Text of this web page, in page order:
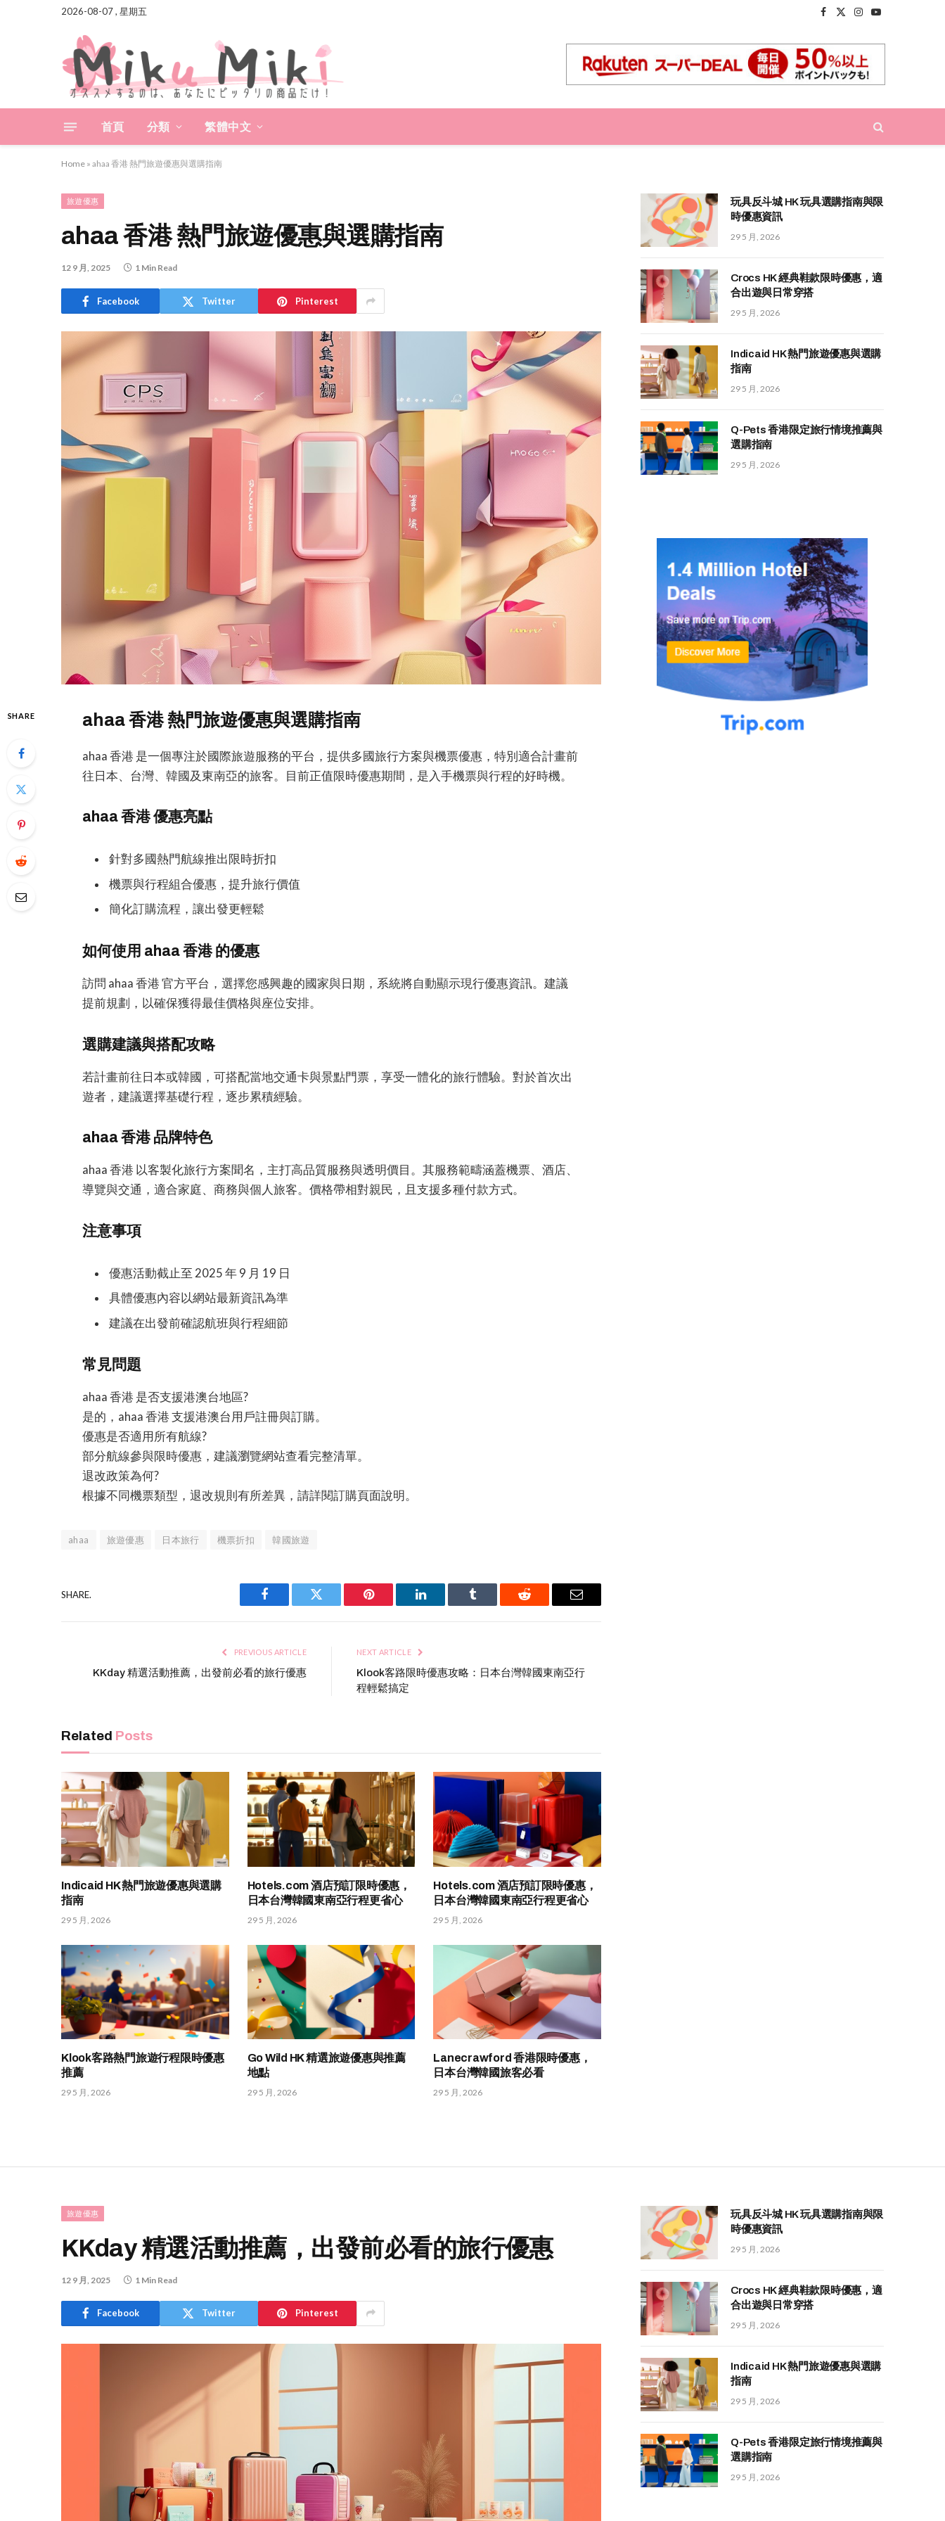
2026-08-07 , 星期五
Facebook
X
Instagram
YouTube
首頁 分類 繁體中文
Home » ahaa 香港 熱門旅遊優惠與選購指南
旅遊優惠
ahaa 香港 熱門旅遊優惠與選購指南
12 9 月, 2025 1 Min Read
Facebook Twitter Pinterest
SHARE ahaa 香港 熱門旅遊優惠與選購指南
ahaa 香港 是一個專注於國際旅遊服務的平台，提供多國旅行方案與機票優惠，特別適合計畫前
往日本、台灣、韓國及東南亞的旅客。目前正值限時優惠期間，是入手機票與行程的好時機。
ahaa 香港 優惠亮點
針對多國熱門航線推出限時折扣
機票與行程組合優惠，提升旅行價值
簡化訂購流程，讓出發更輕鬆
如何使用 ahaa 香港 的優惠
訪問 ahaa 香港 官方平台，選擇您感興趣的國家與日期，系統將自動顯示現行優惠資訊。建議
提前規劃，以確保獲得最佳價格與座位安排。
選購建議與搭配攻略
若計畫前往日本或韓國，可搭配當地交通卡與景點門票，享受一體化的旅行體驗。對於首次出
遊者，建議選擇基礎行程，逐步累積經驗。
ahaa 香港 品牌特色
ahaa 香港 以客製化旅行方案聞名，主打高品質服務與透明價目。其服務範疇涵蓋機票、酒店、
導覽與交通，適合家庭、商務與個人旅客。價格帶相對親民，且支援多種付款方式。
注意事項
優惠活動截止至 2025 年 9 月 19 日
具體優惠內容以網站最新資訊為準
建議在出發前確認航班與行程細節
常見問題
ahaa 香港 是否支援港澳台地區?
是的，ahaa 香港 支援港澳台用戶註冊與訂購。
優惠是否適用所有航線?
部分航線參與限時優惠，建議瀏覽網站查看完整清單。
退改政策為何?
根據不同機票類型，退改規則有所差異，請詳閱訂購頁面說明。
ahaa 旅遊優惠 日本旅行 機票折扣 韓國旅遊
SHARE.
Facebook Twitter Pinterest LinkedIn Tumblr Reddit Email
PREVIOUS ARTICLE
KKday 精選活動推薦，出發前必看的旅行優惠
NEXT ARTICLE
Klook客路限時優惠攻略：日本台灣韓國東南亞行
程輕鬆搞定
Related Posts
Indicaid HK 熱門旅遊優惠與選購
指南
29 5 月, 2026
Hotels.com 酒店預訂限時優惠，
日本台灣韓國東南亞行程更省心
29 5 月, 2026
Hotels.com 酒店預訂限時優惠，
日本台灣韓國東南亞行程更省心
29 5 月, 2026
Klook客路熱門旅遊行程限時優惠
推薦
29 5 月, 2026
Go Wild HK 精選旅遊優惠與推薦
地點
29 5 月, 2026
Lanecrawford 香港限時優惠，
日本台灣韓國旅客必看
29 5 月, 2026
玩具反斗城 HK 玩具選購指南與限
時優惠資訊
29 5 月, 2026
Crocs HK 經典鞋款限時優惠，適
合出遊與日常穿搭
29 5 月, 2026
Indicaid HK 熱門旅遊優惠與選購
指南
29 5 月, 2026
Q-Pets 香港限定旅行情境推薦與
選購指南
29 5 月, 2026
旅遊優惠
KKday 精選活動推薦，出發前必看的旅行優惠
12 9 月, 2025 1 Min Read
Facebook Twitter Pinterest
玩具反斗城 HK 玩具選購指南與限
時優惠資訊
29 5 月, 2026
Crocs HK 經典鞋款限時優惠，適
合出遊與日常穿搭
29 5 月, 2026
Indicaid HK 熱門旅遊優惠與選購
指南
29 5 月, 2026
Q-Pets 香港限定旅行情境推薦與
選購指南
29 5 月, 2026